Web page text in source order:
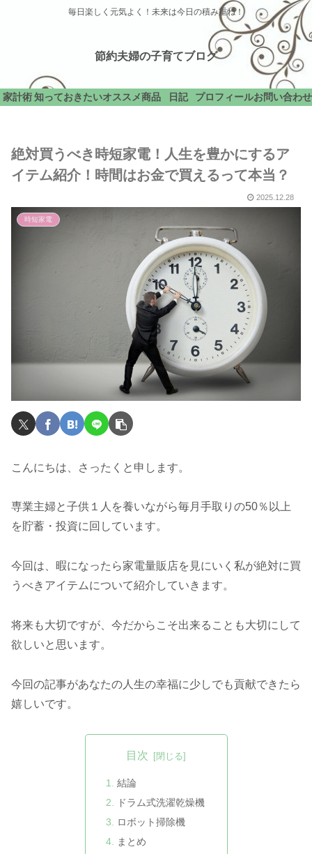
毎日楽しく元気よく！未来は今日の積み重ね！
節約夫婦の子育てブログ
家計術 知っておきたいオススメ商品 日記 プロフィールお問い合わせ
絶対買うべき時短家電！人生を豊かにするア
イテム紹介！時間はお金で買えるって本当？
2025.12.28
時短家電
こんにちは、さったくと申します。
専業主婦と子供１人を養いながら毎月手取りの50％以上
を貯蓄・投資に回しています。
今回は、暇になったら家電量販店を見にいく私が絶対に買
うべきアイテムについて紹介していきます。
将来も大切ですが、今だからこそ出来ることも大切にして
欲しいと思います。
今回の記事があなたの人生の幸福に少しでも貢献できたら
嬉しいです。
目次
結論
ドラム式洗濯乾燥機
ロボット掃除機
まとめ